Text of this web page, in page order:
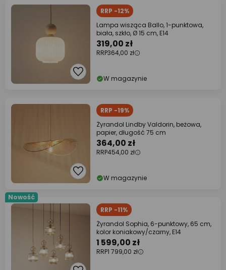
RRP -12%
Lampa wisząca Ballo, 1-punktowa,
biała, szkło, Ø 15 cm, E14
319,00 zł
RRP364,00 zł
W magazynie
RRP -19%
Żyrandol Lindby Valdorin, beżowa,
papier, długość 75 cm
364,00 zł
RRP454,00 zł
W magazynie
Nowość
RRP -11%
Żyrandol Sophia, 6-punktowy, 65 cm,
kolor koniakowy/czarny, E14
1 599,00 zł
RRP1 799,00 zł